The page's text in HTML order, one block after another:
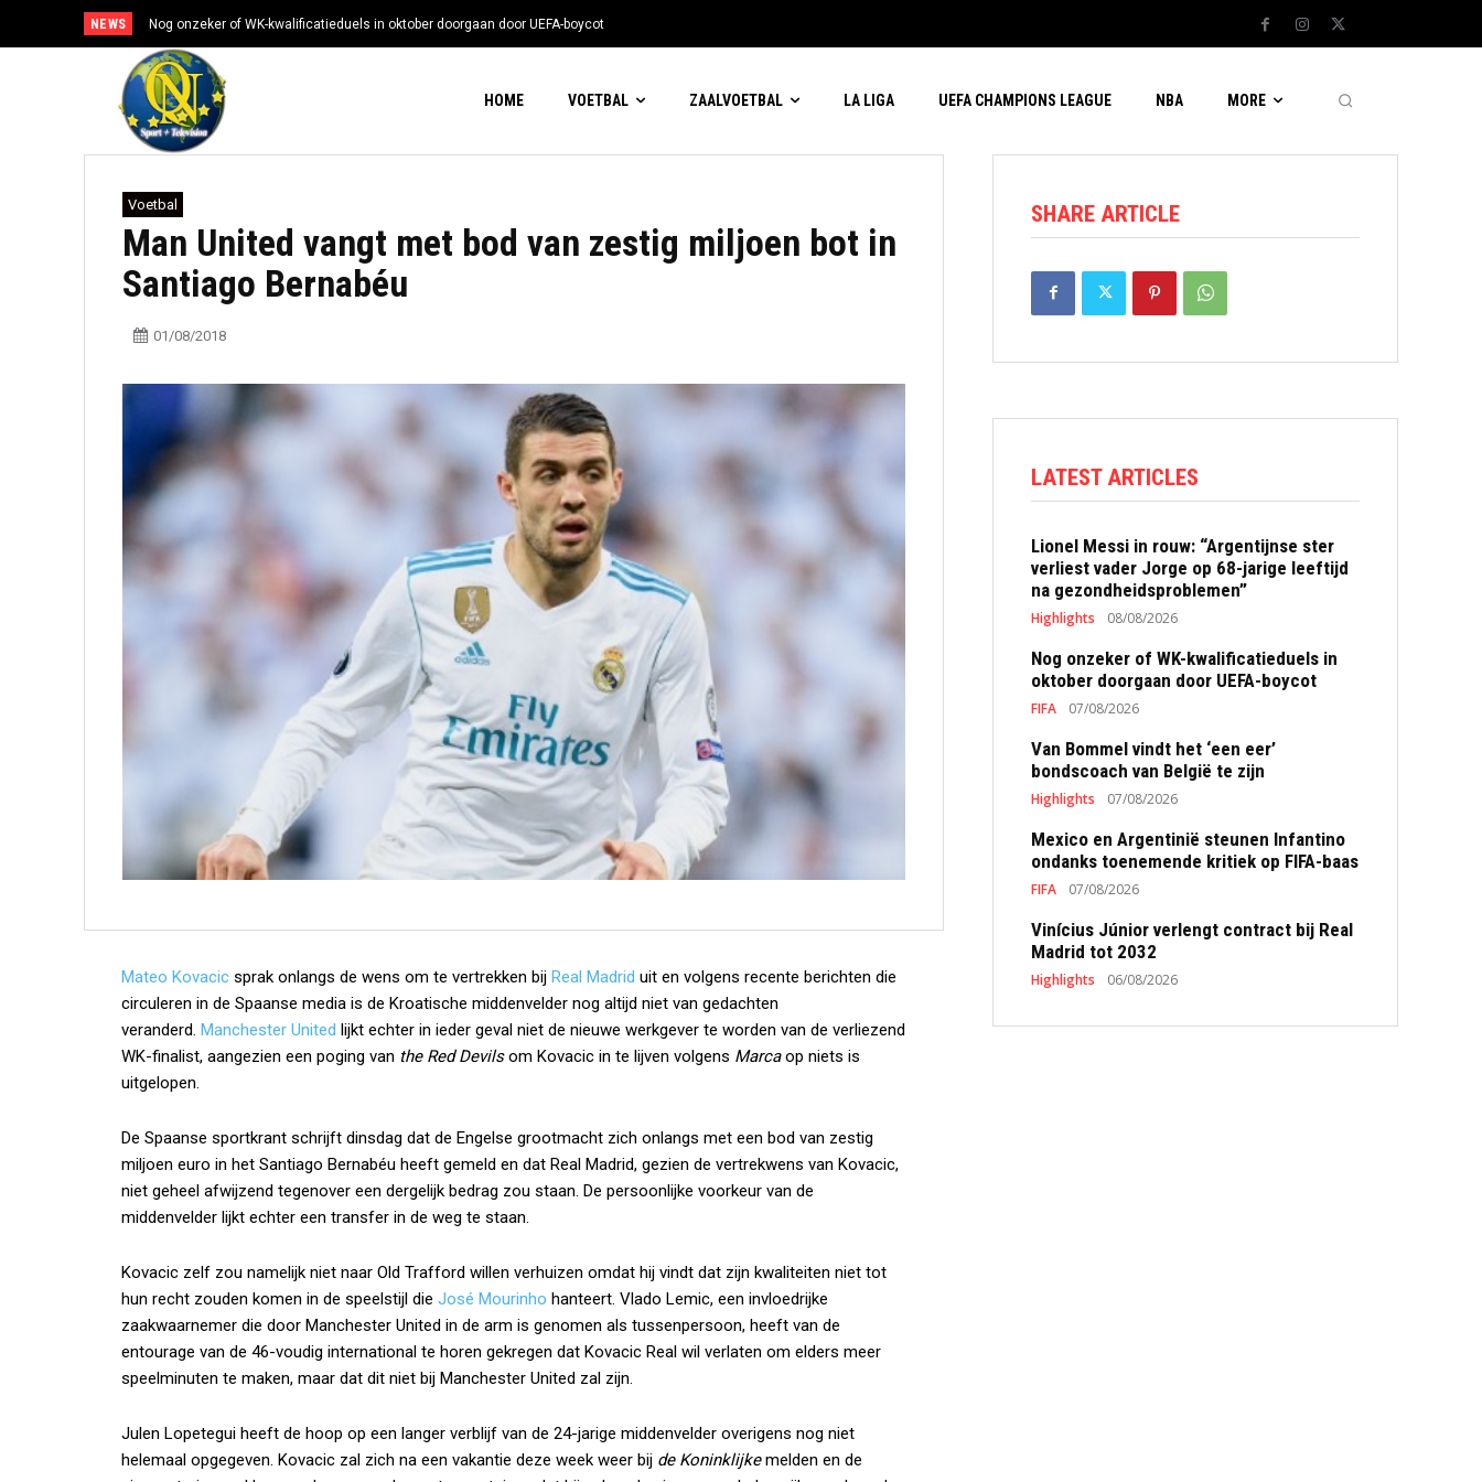
NEWS Nog onzeker of WK-kwalificatieduels in oktober doorgaan door UEFA-boycot
HOME VOETBAL ZAALVOETBAL LA LIGA UEFA CHAMPIONS LEAGUE NBA MORE
Voetbal
Man United vangt met bod van zestig miljoen bot in
Santiago Bernabéu
01/08/2018
Mateo Kovacic sprak onlangs de wens om te vertrekken bij Real Madrid uit en volgens recente berichten die
circuleren in de Spaanse media is de Kroatische middenvelder nog altijd niet van gedachten
veranderd. Manchester United lijkt echter in ieder geval niet de nieuwe werkgever te worden van de verliezend
WK-finalist, aangezien een poging van the Red Devilsom Kovacic in te lijven volgens Marcaop niets is
uitgelopen.
De Spaanse sportkrant schrijft dinsdag dat de Engelse grootmacht zich onlangs met een bod van zestig
miljoen euro in het Santiago Bernabéu heeft gemeld en dat Real Madrid, gezien de vertrekwens van Kovacic,
niet geheel afwijzend tegenover een dergelijk bedrag zou staan. De persoonlijke voorkeur van de
middenvelder lijkt echter een transfer in de weg te staan.
Kovacic zelf zou namelijk niet naar Old Trafford willen verhuizen omdat hij vindt dat zijn kwaliteiten niet tot
hun recht zouden komen in de speelstijl die José Mourinho hanteert. Vlado Lemic, een invloedrijke
zaakwaarnemer die door Manchester United in de arm is genomen als tussenpersoon, heeft van de
entourage van de 46-voudig international te horen gekregen dat Kovacic Real wil verlaten om elders meer
speelminuten te maken, maar dat dit niet bij Manchester United zal zijn.
Julen Lopetegui heeft de hoop op een langer verblijf van de 24-jarige middenvelder overigens nog niet
helemaal opgegeven. Kovacic zal zich na een vakantie deze week weer bij de Koninklijkemelden en de
SHARE ARTICLE
LATEST ARTICLES
Lionel Messi in rouw: “Argentijnse ster
verliest vader Jorge op 68-jarige leeftijd
na gezondheidsproblemen”
Highlights 08/08/2026
Nog onzeker of WK-kwalificatieduels in
oktober doorgaan door UEFA-boycot
FIFA 07/08/2026
Van Bommel vindt het ‘een eer’
bondscoach van België te zijn
Highlights 07/08/2026
Mexico en Argentinië steunen Infantino
ondanks toenemende kritiek op FIFA-baas
FIFA 07/08/2026
Vinícius Júnior verlengt contract bij Real
Madrid tot 2032
Highlights 06/08/2026